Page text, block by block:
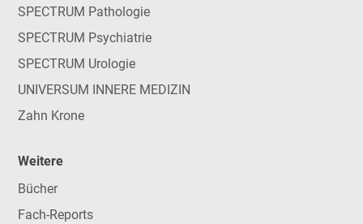
SPECTRUM Pathologie
SPECTRUM Psychiatrie
SPECTRUM Urologie
UNIVERSUM INNERE MEDIZIN
Zahn Krone
Weitere
Bücher
Fach-Reports